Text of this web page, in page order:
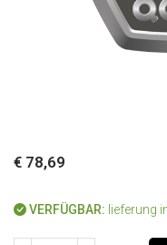
€ 78,69
VERFÜGBAR: lieferung